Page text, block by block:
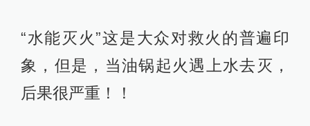
“水能灭火”这是大众对救火的普遍印
象，但是，当油锅起火遇上水去灭，
后果很严重！！